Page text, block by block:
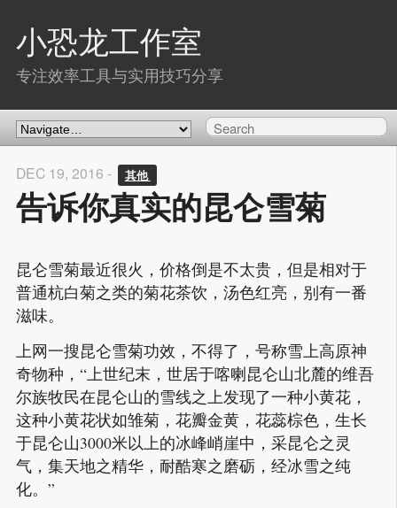
小恐龙工作室
专注效率工具与实用技巧分享
DEC 19, 2016 - 其他
告诉你真实的昆仑雪菊
昆仑雪菊最近很火，价格倒是不太贵，但是相对于
普通杭白菊之类的菊花茶饮，汤色红亮，别有一番
滋味。
上网一搜昆仑雪菊功效，不得了，号称雪上高原神
奇物种，“上世纪末，世居于喀喇昆仑山北麓的维吾
尔族牧民在昆仑山的雪线之上发现了一种小黄花，
这种小黄花状如雏菊，花瓣金黄，花蕊棕色，生长
于昆仑山3000米以上的冰峰峭崖中，采昆仑之灵
气，集天地之精华，耐酷寒之磨砺，经冰雪之纯
化。”